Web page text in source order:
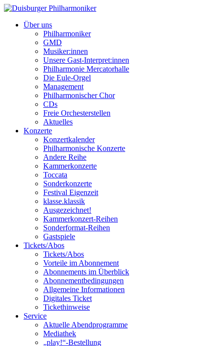
Über uns
Philharmoniker
GMD
Musiker:innen
Unsere Gast-Interpret:innen
Philharmonie Mercatorhalle
Die Eule-Orgel
Management
Philharmonischer Chor
CDs
Freie Orchesterstellen
Aktuelles
Konzerte
Konzertkalender
Philharmonische Konzerte
Andere Reihe
Kammerkonzerte
Toccata
Sonderkonzerte
Festival Eigenzeit
klasse.klassik
Ausgezeichnet!
Kammerkonzert-Reihen
Sonderformat-Reihen
Gastspiele
Tickets/Abos
Tickets/Abos
Vorteile im Abonnement
Abonnements im Überblick
Abonnement­bedingungen
Allgemeine Informationen
Digitales Ticket
Ticket­hinweise
Service
Aktuelle Abendprogramme
Mediathek
„play!“-Bestellung